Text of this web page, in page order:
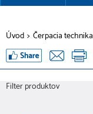
Úvod > Čerpacia technika
Filter produktov